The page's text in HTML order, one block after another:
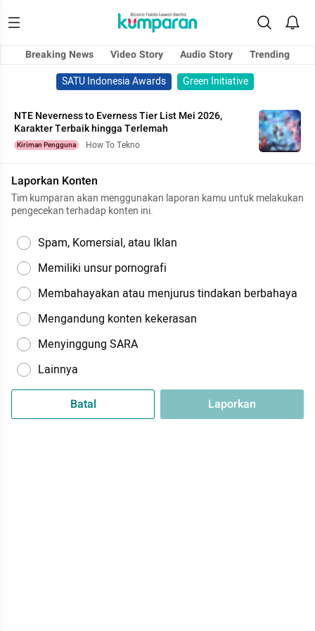
Breaking News Video Story Audio Story
Trending
SATU Indonesia Awards
Green Initiative
NTE Neverness to Everness Tier List Mei 2026,
Karakter Terbaik hingga Terlemah
Kiriman Pengguna How To Tekno
Laporkan Konten
Tim kumparan akan menggunakan laporan kamu untuk melakukan
pengecekan terhadap konten ini.
Spam, Komersial, atau Iklan
Memiliki unsur pornografi
Membahayakan atau menjurus tindakan berbahaya
Mengandung konten kekerasan
Menyinggung SARA
Lainnya
Batal Laporkan